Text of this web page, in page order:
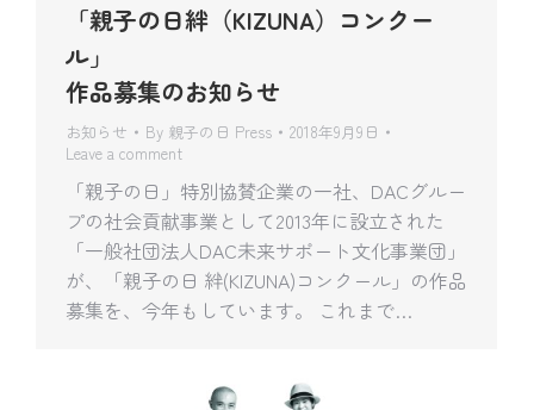
「親子の日絆（KIZUNA）コンクー
ル」
作品募集のお知らせ
お知らせ By 親子の日 Press
2018年9月9日
Leave a comment
「親子の日」特別協賛企業の一社、DACグルー
プの社会貢献事業として2013年に設立された
「一般社団法人DAC未来サポート文化事業団」
が、「親子の日 絆(KIZUNA)コンクール」の作品
募集を、今年もしています。 これまで…